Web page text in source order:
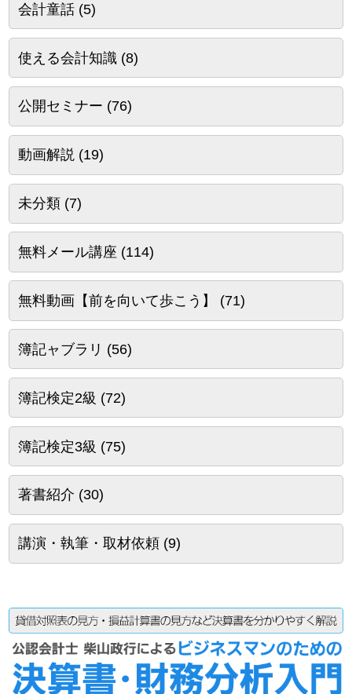
会計童話(5)
使える会計知識(8)
公開セミナー (76)
動画解説(19)
未分類(7)
無料メール講座 (114)
無料動画【前を向いて歩こう】 (71)
簿記ャブラリ (56)
簿記検定2級 (72)
簿記検定3級 (75)
著書紹介 (30)
講演・執筆・取材依頼(9)